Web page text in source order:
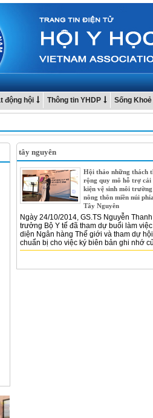
động hội Thông tin YHDP Sống Khoẻ
tây nguyên
Hội thảo những thách
rộng quy mô hỗ trợ cải
kiện vệ sinh môi
nông thôn miền núi
Tây Nguyên
Ngày 24/10/2014, GS.TS Nguyễn
trưởng Bộ Y tế đã tham dự buổi làm
diện Ngân hàng Thế giới và tham dự
chuẩn bị cho việc ký biên bản ghi nhớ